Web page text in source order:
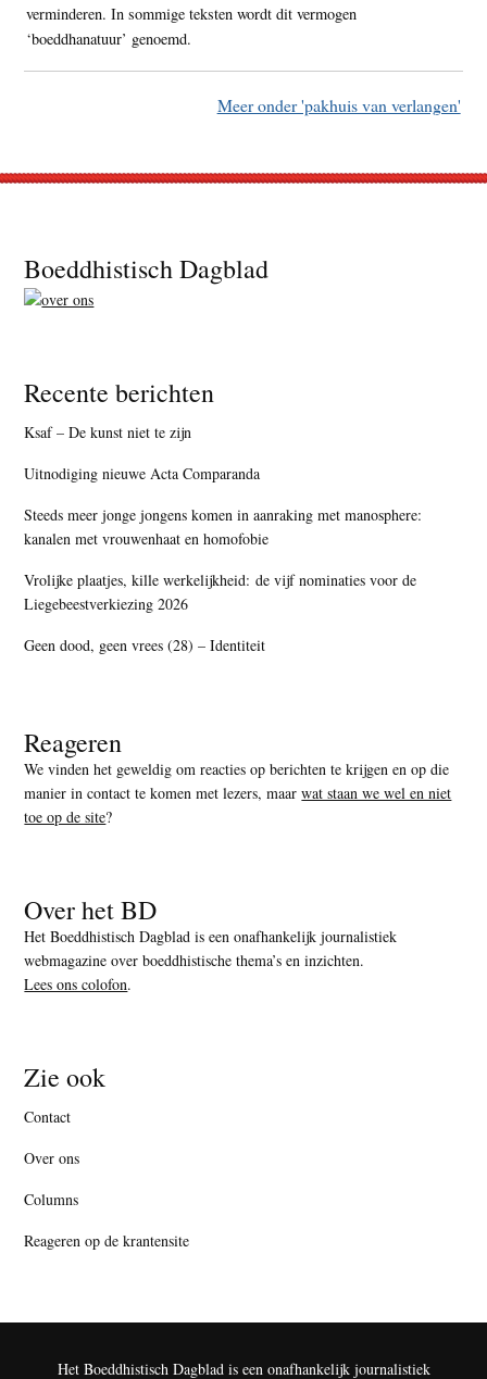
verminderen. In sommige teksten wordt dit vermogen
‘boeddhanatuur’ genoemd.
Meer onder 'pakhuis van verlangen'
Footer
Boeddhistisch Dagblad
Recente berichten
Ksaf – De kunst niet te zijn
Uitnodiging nieuwe Acta Comparanda
Steeds meer jonge jongens komen in aanraking met manosphere:
kanalen met vrouwenhaat en homofobie
Vrolijke plaatjes, kille werkelijkheid: de vijf nominaties voor de
Liegebeestverkiezing 2026
Geen dood, geen vrees (28) – Identiteit
Reageren
We vinden het geweldig om reacties op berichten te krijgen en op die
manier in contact te komen met lezers, maarwat staan we wel en niet
toe op de site?
Over het BD
Het Boeddhistisch Dagblad is een onafhankelijk journalistiek
webmagazine over boeddhistische thema’s en inzichten.
Lees ons colofon.
Zie ook
Contact
Over ons
Columns
Reageren op de krantensite
Het Boeddhistisch Dagblad is een onafhankelijk journalistiek